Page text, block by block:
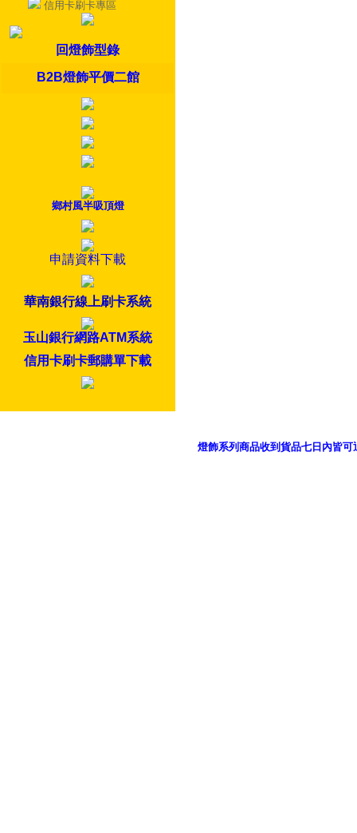
信用卡刷卡專區
回燈飾型錄
B2B燈飾平價二館
鄉村風半吸頂燈
申請資料下載
華南銀行線上刷卡系統
玉山銀行網路ATM系統
信用卡刷卡郵購單下載
燈飾系列商品收到貨品七日內皆